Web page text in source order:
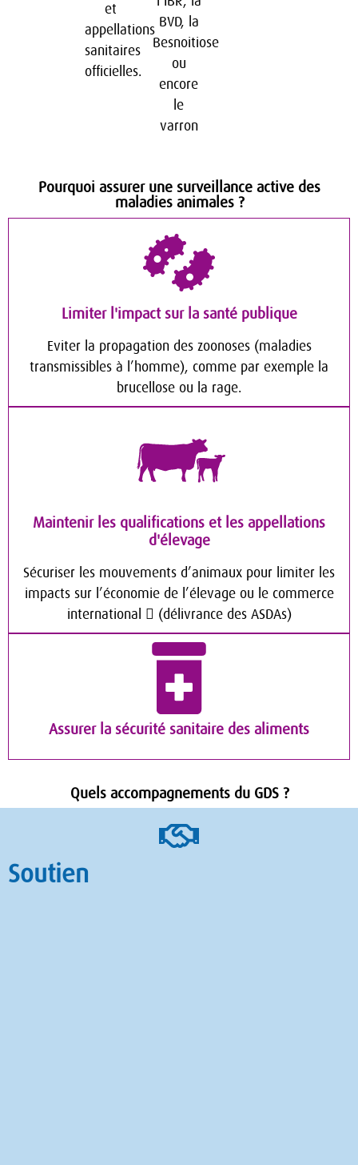
et
appellations
sanitaires
officielles.
BVD, la
Besnoitiose
ou
encore
le
varron
Pourquoi assurer une surveillance active des
maladies animales ?
Limiter l'impact sur la santé publique
Eviter la propagation des zoonoses (maladies
transmissibles à l’homme), comme par exemple la
brucellose ou la rage.
Maintenir les qualifications et les appellations
d'élevage
Sécuriser les mouvements d’animaux pour limiter les
impacts sur l’économie de l’élevage ou le commerce
international  (délivrance des ASDAs)
Assurer la sécurité sanitaire des aliments
Quels accompagnements du GDS ?
Soutien